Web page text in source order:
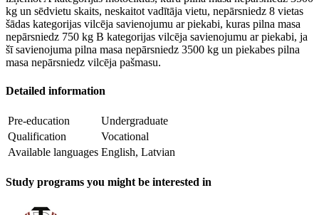
kg un sēdvietu skaits, neskaitot vadītāja vietu, nepārsniedz 8 vietas
šādas kategorijas vilcēja savienojumu ar piekabi, kuras pilna masa
nepārsniedz 750 kg B kategorijas vilcēja savienojumu ar piekabi, ja
šī savienojuma pilna masa nepārsniedz 3500 kg un piekabes pilna
masa nepārsniedz vilcēja pašmasu.
Detailed information
Pre-education
Undergraduate
Qualification
Vocational
Available languages English, Latvian
Study programs you might be interested in